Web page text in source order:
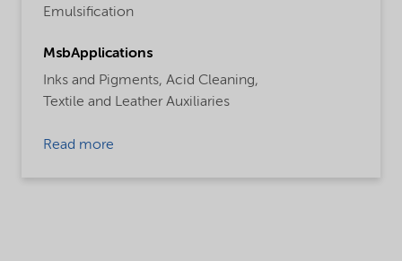
Emulsification
MsbApplications
Inks and Pigments, Acid Cleaning,
Textile and Leather Auxiliaries
Read more